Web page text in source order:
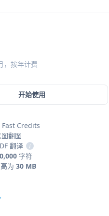
，按年计费
开始使用
Fast Credits
翻图
翻译
i
字符
为 30 MB